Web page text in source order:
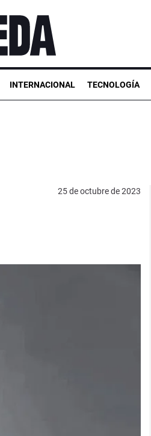
INTERNACIONAL TECNOLOGÍA
25 de octubre de 2023